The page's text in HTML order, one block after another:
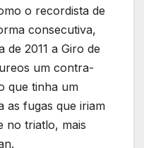
o recordista de
consecutiva,
de 2011 a Giro de
um contra-
que tinha um
as fugas que iriam
no triatlo, mais